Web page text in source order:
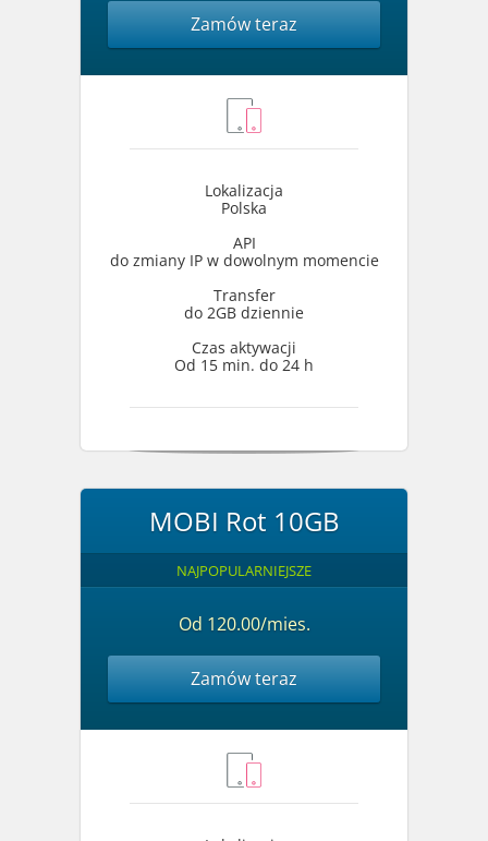
Zamów teraz
Lokalizacja
Polska
API
do zmiany IP w dowolnym momencie
Transfer
do 2GB dziennie
Czas aktywacji
Od 15 min. do 24 h
MOBI Rot 10GB
NAJPOPULARNIEJSZE
Od 120.00/mies.
Zamów teraz